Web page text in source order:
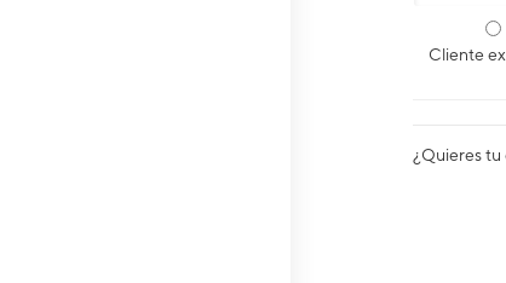
Cliente
¿Quieres tu